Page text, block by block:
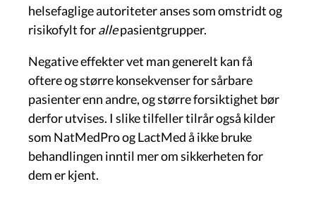
helsefaglige autoriteter anses som omstridt og
risikofylt forallepasientgrupper.
Negative effekter vet man generelt kan få
oftere og større konsekvenser for sårbare
pasienter enn andre, og større forsiktighet bør
derfor utvises. I slike tilfeller tilrår også kilder
som NatMedPro og LactMed å ikke bruke
behandlingen inntil mer om sikkerheten for
dem er kjent.